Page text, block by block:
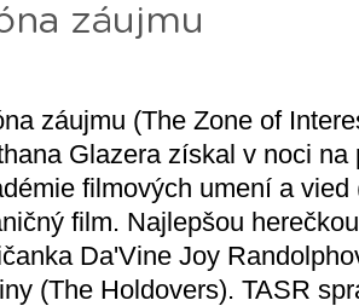
záujmu
záujmu (The Zone of
Glazera získal v noci na
filmových umení a vied
film. Najlepšou
Da'Vine Joy
(The Holdovers). TASR